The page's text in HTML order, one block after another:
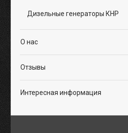
Дизельные генераторы КНР
О нас
Отзывы
Интересная информация